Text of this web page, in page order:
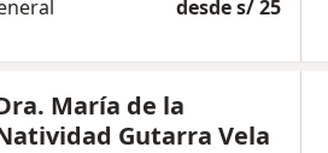
desde s/ 25
María de la
Gutarra Vela